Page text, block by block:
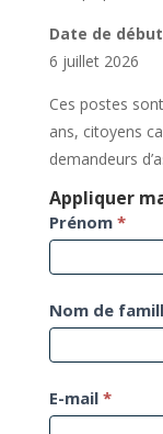
Date de début
6 juillet 2026
Ces postes
ans, citoyens
demandeurs
Appliquer
Demande
d'emploi
Prénom *
Nom de
E-mail *